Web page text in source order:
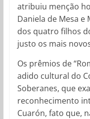
atribuiu menção
Daniela de Mesa
dos quatro filhos
justo os mais
Os prêmios de
adido cultural do
Soberanes, que
reconhecimento
Cuarón, fato que,